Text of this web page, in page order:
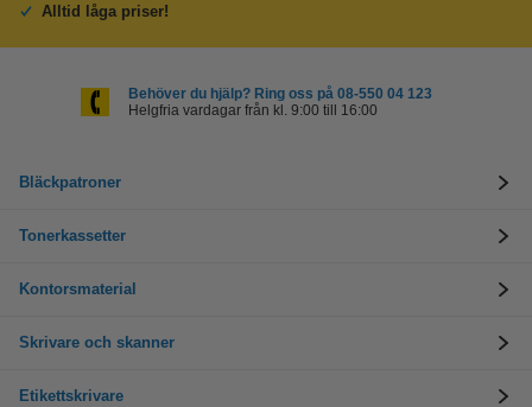
Alltid låga priser!
Behöver du hjälp? Ring oss på 08-550 04 123
Helgfria vardagar från kl. 9:00 till 16:00
Bläckpatroner
Tonerkassetter
Kontorsmaterial
Skrivare och skanner
Etikettskrivare